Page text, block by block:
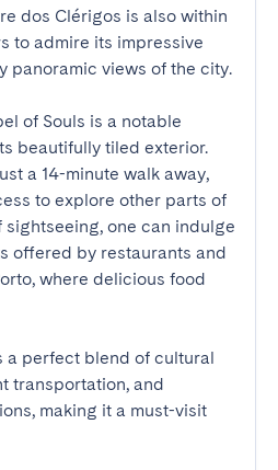
dos Clérigos is also within
to admire its impressive
panoramic views of the city.
of Souls is a notable
beautifully tiled exterior.
a 14-minute walk away,
to explore other parts of
one can indulge
offered by restaurants and
where delicious food
a perfect blend of cultural
transportation, and
making it a must-visit